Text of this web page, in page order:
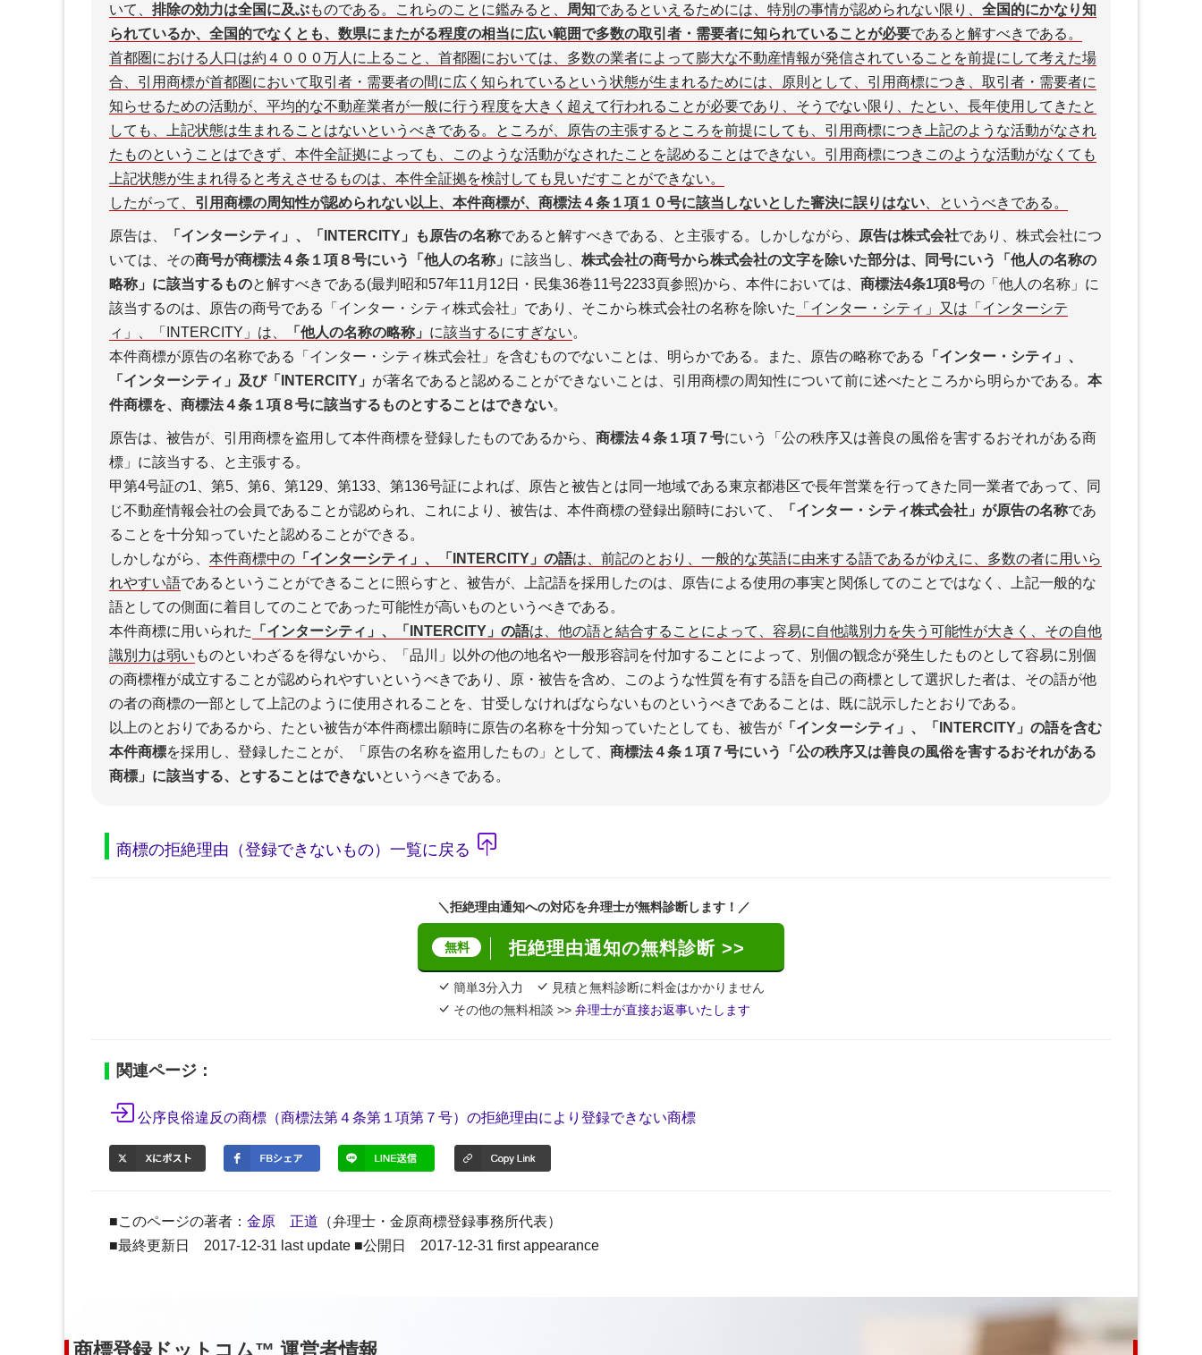
いて、 排除の効力は全国に及ぶものである。これらのことに鑑みると、 周知であるといえるためには、特別の事情が認められない限り、 全国的にかなり知
られているか、全国的でなくとも、数県にまたがる程度の相当に広い範囲で多数の取引者・需要者に知られていることが必要である と解すべきである。
首都圏における人口は約４０００万人に上ること、首都圏においては、多数の業者によって膨大な不動産情報が発信されていることを前提にして考えた場
合、 引用商標が首都圏において取引者・需要者の間に広く知られているという状態が生まれるためには、原則として、引用商標につき、取引者・需要者に
知らせるための活動が、平均的な不動産業者が一般に行う程度を大きく超えて行われることが必要であり、そうでない限り、たとい、長年使用してきたと
しても、上記状態は生まれることはないというべきである。ところが、原告の主張するところを前提にしても、引用商標につき上記のような活動がなされ
たものということはできず、本件全証拠によっても、このような活動がなされたことを認めることはできない。引用商標につきこのような活動がなくても
上記状態が生まれ得ると考えさせるものは、本件全証拠を検討しても見いだすことができない。
したがって、 引用商標の周知性が認められない以上、本件商標が、 商標法４条１項１０号に該当しないとした審決に誤りはない 、というべきである。
原告は、 「インターシティ」、「INTERCITY」も原告の名称であると解すべきである、と主張する。しかしながら、 原告は株式会社であり、株式会社につ
いては、その商号が商標法４条１項８号にいう「他人の名称」 に該当し、 株式会社の商号から株式会社の文字を除いた部分は、同号にいう
「他人の名称の
略称」 に該当するものと解すべきである(最判昭和57年11月12日・民集36巻11号2233頁参照)から、本件においては、 商標法4条1項8号の「他人の名称」に
該当するのは、原告の商号である「インター・シティ株式会社」であり、そこから株式会社の名称を除いた
「インター・シティ」又は「インターシテ
ィ」、「INTERCITY」は、
「他人の名称の略称」 に該当するにすぎない。
本件商標が原告の名称である「インター・シティ株式会社」を含むものでないことは、明らかである。また、原告の略称である
「インター・シティ」、
「インターシティ」及び「INTERCITY」 が著名であると認めることができないことは、引用商標の周知性について前に述べたところから明らかである。 本
件商標を、商標法４条１項８号に該当するものとすることはできない。
原告は、被告が、引用商標を盗用して本件商標を登録したものであるから、 商標法４条１項７号にいう「公の秩序又は善良の風俗を害するおそれがある商
標」に該当する、と主張する。
甲第4号証の1、第5、第6、第129、第133、第136号証によれば、原告と被告とは同一地域である東京都港区で長年営業を行ってきた同一業者であって、同
じ不動産情報会社の会員であることが認められ、これにより、被告は、本件商標の登録出願時において、
「インター・シティ株式会社」が原告の名称であ
ることを十分知っていたと認めることができる。
しかしながら、 本件商標中の 「インターシティ」、「INTERCITY」の語は、前記のとおり、一般的な英語に由来する語であるがゆえに、多数の者に用いら
れやすい語であるということができることに照らすと、被告が、上記語を採用したのは、原告による使用の事実と関係してのことではなく、上記一般的な
語としての側面に着目してのことであった可能性が高いものというべきである。
本件商標に用いられた
「インターシティ」、「INTERCITY」の語は、他の語と結合することによって、容易に自他識別力を失う可能性が大きく、その自他
識別力は弱い ものといわざるを得ないから、「品川」以外の他の地名や一般形容詞を付加することによって、別個の観念が発生したものとして容易に別個
の商標権が成立することが認められやすいというべきであり、原・被告を含め、このような性質を有する語を自己の商標として選択した者は、その語が他
の者の商標の一部として上記のように使用されることを、甘受しなければならないものというべきであることは、既に説示したとおりである。
以上のとおりであるから、たとい被告が本件商標出願時に原告の名称を十分知っていたとしても、被告が 「インターシティ」、「INTERCITY」の語を含む
本件商標を採用し、登録したことが、「原告の名称を盗用したもの」として、 商標法４条１項７号にいう「公の秩序又は善良の風俗を害するおそれがある
商標」に該当する、とすることはできないというべきである。
商標の拒絶理由（登録できないもの）一覧に戻る
＼拒絶理由通知への対応を弁理士が無料診断します！／
無料 拒絶理由通知の無料診断 >>
簡単3分入力
見積と無料診断に料金はかかりません
その他の無料相談 >>弁理士が直接お返事いたします
関連ページ：
公序良俗違反の商標（商標法第４条第１項第７号）の拒絶理由により登録できない商標
■このページの著者： 金原 正道 （弁理士・金原商標登録事務所代表）
■最終更新日 2017-12-31 last update ■公開日 2017-12-31 first appearance
商標登録ドットコム™ 運営者情報